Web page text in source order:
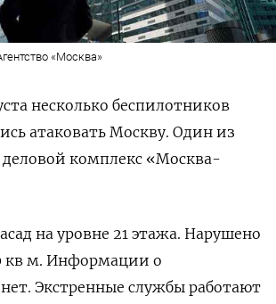
«Москва»
несколько беспилотников
атаковать Москву. Один из
деловой комплекс «Москва-
на уровне 21 этажа. Нарушено
кв м. Информации о
Экстренные службы работают